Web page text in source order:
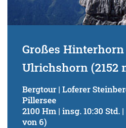
Großes Hinterhorn
Ulrichshorn (2152
Bergtour | Loferer
Pillersee
2100 Hm | insg. 10:30
von 6)